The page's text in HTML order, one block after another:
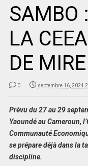
SAMBO
LA
DE MIRE
0 septembre 16, 2024
Prévu du 27 au 29
Yaoundé au Cameroun,
Communauté
se prépare déjà dans la
discipline.